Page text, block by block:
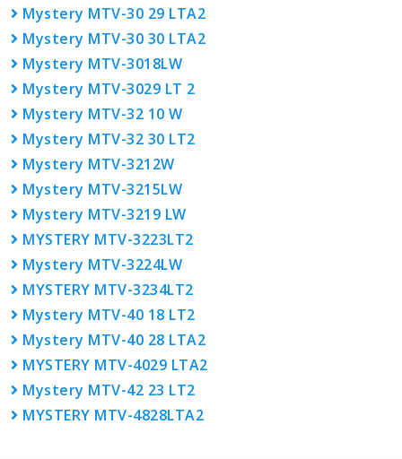
Mystery MTV-30 29 LTA2
Mystery MTV-30 30 LTA2
Mystery MTV-3018LW
Mystery MTV-3029 LT 2
Mystery MTV-32 10 W
Mystery MTV-32 30 LT2
Mystery MTV-3212W
Mystery MTV-3215LW
Mystery MTV-3219 LW
MYSTERY MTV-3223LT2
Mystery MTV-3224LW
MYSTERY MTV-3234LT2
Mystery MTV-40 18 LT2
Mystery MTV-40 28 LTA2
MYSTERY MTV-4029 LTA2
Mystery MTV-42 23 LT2
MYSTERY MTV-4828LTA2